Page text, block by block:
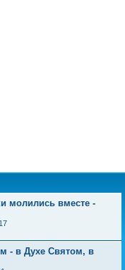
молились вместе -
- в Духе Святом, в